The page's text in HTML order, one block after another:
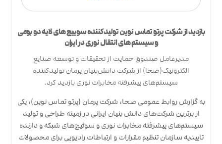
بازدید از شرکت پرتو تماس نوین تولید کننده سوییچ های لایه دو بومی
و سیستم های انتقال نوری در ایران
مدیرعامل صندوق حمایت از تحقیقات و توسعه صنایع
الکترونیک(صحا) از شرکت دانش‌بنیان پرمان تولیدکننده
سیستم‌های پیشرفته مخابرات نوری بازدید کرد.
به گزارش روابط عمومی صحا، شرکت پرمان (پرتو تماس نوین)، یکی
از برترین شرکت‌های دانش بنیان ایرانی در زمینه طراحی و تولید
سیستم‌های پیشرفته مخابرات نوری و سوئیچ‌های شبکه و دارنده
تاییدیه سازمان تنظیم مقرارات و ارتباطات رادیویی برای محصولات